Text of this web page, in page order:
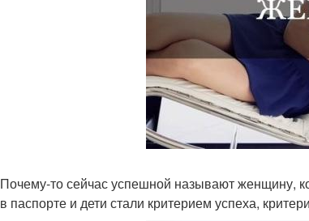
Почему-то сейчас успешной называют женщину,
в паспорте и дети стали критерием успеха,